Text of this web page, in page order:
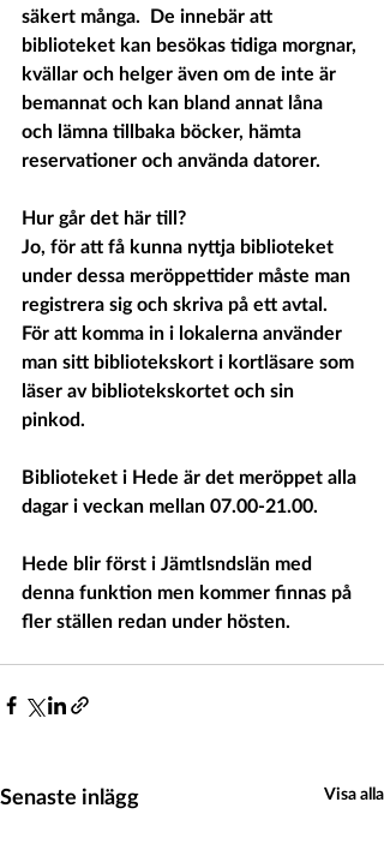
säkert många. De innebär att
biblioteket kan besökas tidiga morgnar,
kvällar och helger även om de inte är
bemannat och kan bland annat låna
och lämna tillbaka böcker, hämta
reservationer och använda datorer.
Hur går det här till?
Jo, för att få kunna nyttja biblioteket
under dessa meröppettider måste man
registrera sig och skriva på ett avtal.
För att komma in i lokalerna använder
man sitt bibliotekskort i kortläsare som
läser av bibliotekskortet och sin
pinkod.
Biblioteket i Hede är det meröppet alla
dagar i veckan mellan 07.00-21.00.
Hede blir först i Jämtlsndslän med
denna funktion men kommer finnas på
fler ställen redan under hösten.
Senaste inlägg Visa alla